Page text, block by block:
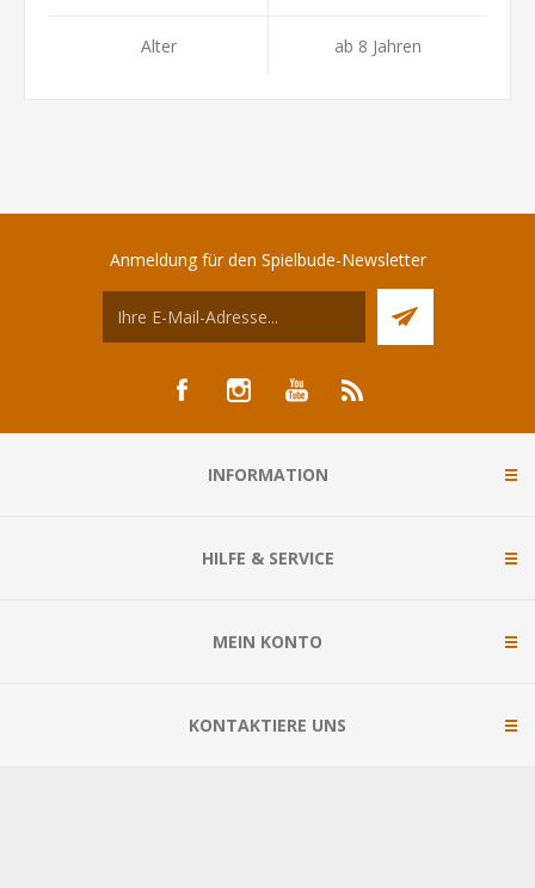
Alter ab 8 Jahren
Anmeldung für den Spielbude-Newsletter
INFORMATION
HILFE & SERVICE
MEIN KONTO
KONTAKTIERE UNS